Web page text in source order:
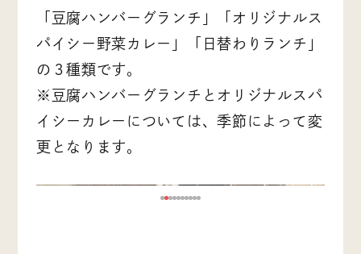
「豆腐ハンバーグランチ」「オリジナルス
パイシー野菜カレー」「日替わりランチ」
の３種類です。
※豆腐ハンバーグランチとオリジナルスパ
イシーカレーについては、季節によって変
更となります。